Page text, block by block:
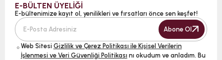
E-BÜLTEN ÜYELİĞİ
E-bültenimize kayıt ol, yenilikleri ve fırsatları önce sen keşfet!
Abone Ol
Web Sitesi Gizlilik ve Çerez Politikası ile Kişisel Verilerin
İşlenmesi ve Veri Güvenliği Politikası nı okudum ve anladım. Bu